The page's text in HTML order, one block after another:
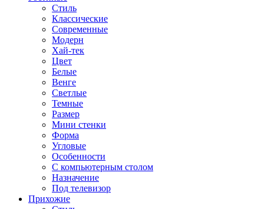
Стиль
Классические
Современные
Модерн
Хай-тек
Цвет
Белые
Венге
Светлые
Темные
Размер
Мини стенки
Форма
Угловые
Особенности
С компьютерным столом
Назначение
Под телевизор
Прихожие